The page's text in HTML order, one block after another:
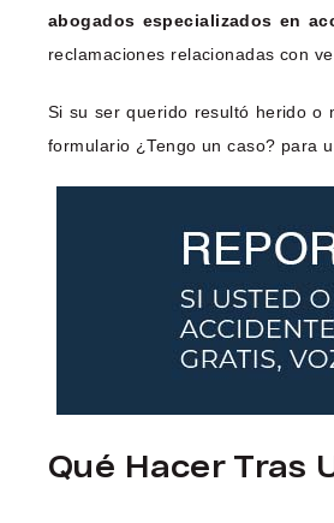
abogados especializados en
reclamaciones relacionadas con
Si su ser querido resultó herido o
formulario ¿Tengo un caso? para
Qué Hacer Tras